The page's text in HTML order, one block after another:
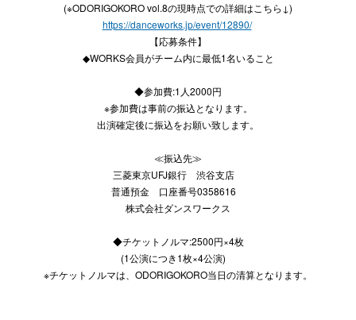
(※ODORIGOKORO vol.8の現時点での詳細はこちら↓)
https://danceworks.jp/event/12890/
【応募条件】
◆WORKS会員がチーム内に最低1名いること
◆参加費:1人2000円
※参加費は事前の振込となります。
出演確定後に振込をお願い致します。
≪振込先≫
三菱東京UFJ銀行 渋谷支店
普通預金 口座番号0358616
株式会社ダンスワークス
◆チケットノルマ:2500円×4枚
(1公演につき1枚×4公演)
※チケットノルマは、 ODORIGOKORO当日の清算となります。